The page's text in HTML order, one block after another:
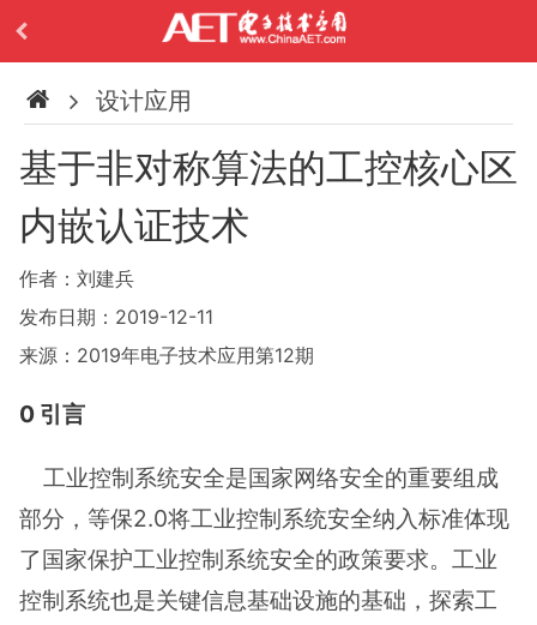
设计应用
基于非对称算法的工控核心区
内嵌认证技术
作者：刘建兵
发布日期：2019-12-11
来源：2019年电子技术应用第12期
0 引言
工业控制系统安全是国家网络安全的重要组成
部分，等保2.0将工业控制系统安全纳入标准体现
了国家保护工业控制系统安全的政策要求。工业
控制系统也是关键信息基础设施的基础，探索工